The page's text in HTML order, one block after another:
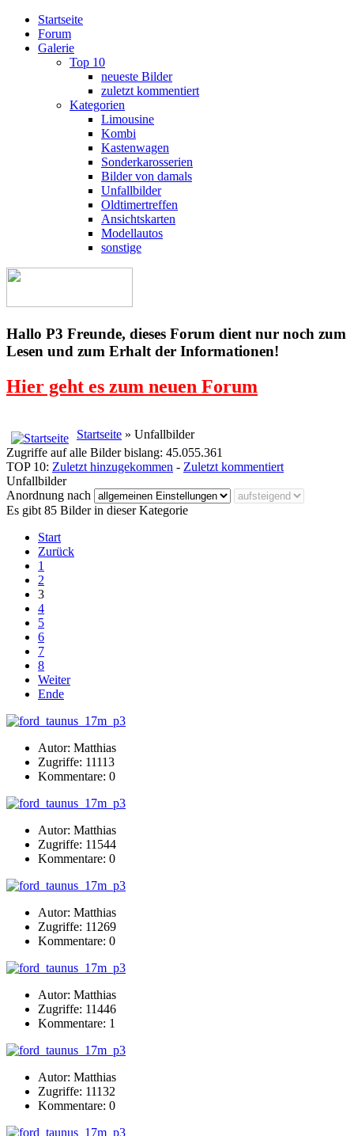
Startseite
Forum
Galerie
Top 10
neueste Bilder
zuletzt kommentiert
Kategorien
Limousine
Kombi
Kastenwagen
Sonderkarosserien
Bilder von damals
Unfallbilder
Oldtimertreffen
Ansichtskarten
Modellautos
sonstige
Hallo P3 Freunde, dieses Forum dient nur noch zum
Lesen und zum Erhalt der Informationen!
Hier geht es zum neuen Forum
Startseite » Unfallbilder
Zugriffe auf alle Bilder bislang: 45.055.361
TOP 10: Zuletzt hinzugekommen - Zuletzt kommentiert
Unfallbilder
Anordnung nach
Es gibt 85 Bilder in dieser Kategorie
Start
Zurück
1
2
3
4
5
6
7
8
Weiter
Ende
Autor: Matthias
Zugriffe: 11113
Kommentare: 0
Autor: Matthias
Zugriffe: 11544
Kommentare: 0
Autor: Matthias
Zugriffe: 11269
Kommentare: 0
Autor: Matthias
Zugriffe: 11446
Kommentare: 1
Autor: Matthias
Zugriffe: 11132
Kommentare: 0